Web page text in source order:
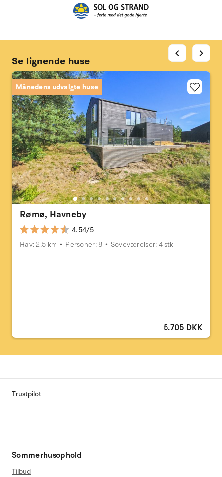
Se lignende huse
Månedens udvalgte huse
Rømø, Havneby
4.54/5
Hav: 2,5 km
Personer: 8 Soveværelser: 4 stk
5.705 DKK
chevron_left chevron_right
Trustpilot
Sommerhusophold
Tilbud